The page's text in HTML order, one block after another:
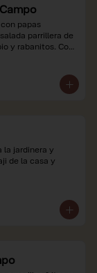
papas
parrillera de
y rabanitos. Con
expresados en
de ley y
la jardinera y
de la casa y
de ley y